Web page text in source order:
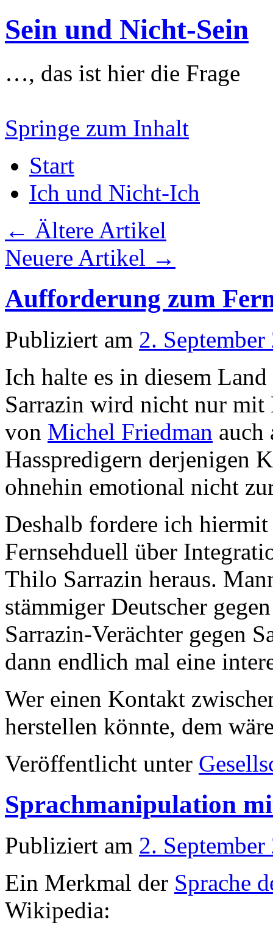
Sein und Nicht-Sein
…, das ist hier die Frage
Springe zum Inhalt
Start
Ich und Nicht-Ich
← Ältere Artikel
Neuere Artikel →
Aufforderung zum
Publiziert am 2. September
Ich halte es in diesem
Sarrazin wird nicht nur
von Michel Friedman auch
Hasspredigern derjenigen
ohnehin emotional nicht
Deshalb fordere ich
Fernsehduell über
Thilo Sarrazin heraus.
stämmiger Deutscher
Sarrazin-Verächter gegen
dann endlich mal eine
Wer einen Kontakt
herstellen könnte, dem
Veröffentlicht unter
Sprachmanipulation
Publiziert am 2. September
Ein Merkmal der Sprache
Wikipedia: